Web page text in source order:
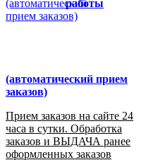
работы
(автоматический прием
заказов)
Прием заказов на сайте 24
часа в сутки. Обработка
заказов и ВЫДАЧА ранее
оформленных заказов